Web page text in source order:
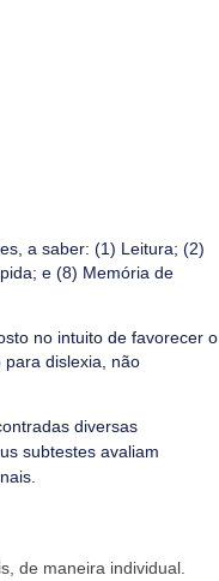
a saber: (1) Leitura; (2)
e (8) Memória de
no intuito de favorecer o
para dislexia, não
diversas
subtestes avaliam
de maneira individual.